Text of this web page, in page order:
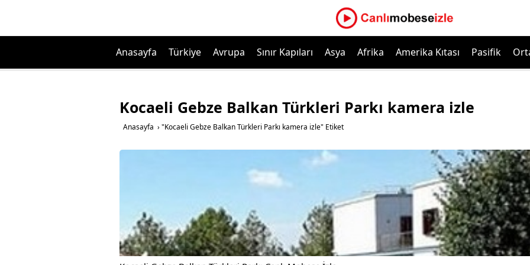
Anasayfa Türkiye Avrupa Sınır Kapıları Asya Afrika Amerika Kıtası Pasifik
Kocaeli Gebze Balkan Türkleri Parkı kamera izle
Anasayfa › "Kocaeli Gebze Balkan Türkleri Parkı kamera izle" Etiket